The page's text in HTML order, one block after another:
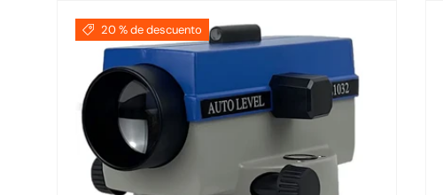
20 % de descuento